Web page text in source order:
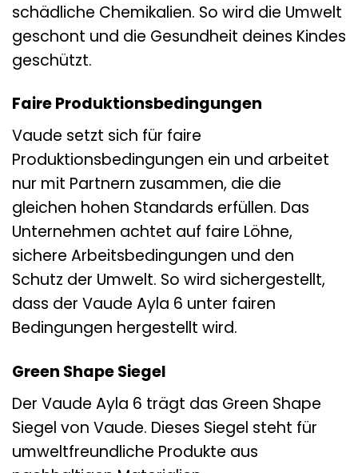
schädliche Chemikalien. So wird die Umwelt
geschont und die Gesundheit deines Kindes
geschützt.
Faire Produktionsbedingungen
Vaude setzt sich für faire
Produktionsbedingungen ein und arbeitet
nur mit Partnern zusammen, die die
gleichen hohen Standards erfüllen. Das
Unternehmen achtet auf faire Löhne,
sichere Arbeitsbedingungen und den
Schutz der Umwelt. So wird sichergestellt,
dass der Vaude Ayla 6 unter fairen
Bedingungen hergestellt wird.
Green Shape Siegel
Der Vaude Ayla 6 trägt das Green Shape
Siegel von Vaude. Dieses Siegel steht für
umweltfreundliche Produkte aus